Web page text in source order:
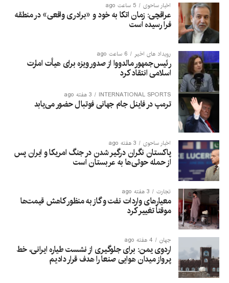
اخبار ساحوی 5 ساعت ago
عراقچی: زمان اتکا به خود و «برادری واقعی» در منطقه
فرا رسیده است
رویداد های اخیر 6 ساعت ago
رئیس‌جمهور مالدووا از صدور ویزه برای هیأت امارت
اسلامی انتقاد کرد
INTERNATIONAL SPORTS 3 هفته ago
ترمپ در فاینل جام جهانی فوتبال حضور می‌یابد
اخبار ساحوی 3 هفته ago
پاکستان نگران درگیر شدن در جنگ امریکا و ایران پس
از حمله حوثی‌ها به عربستان است
تجارت 3 هفته ago
معیارهای واردات نفت و گاز به منظور کاهش قیمت‌ها
موقتاً تغییر کرد
جهان 4 هفته ago
اردوی یمن: برای جلوگیری از نشست طیاره ایرانی، خط
پرواز میدان هوایی صنعا را هدف قرار دادیم